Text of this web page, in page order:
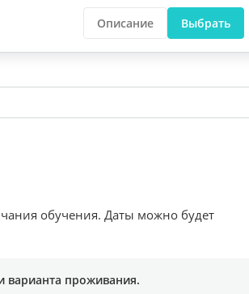
Выбрать
Описание
обучения. Даты можно будет
варианта проживания.